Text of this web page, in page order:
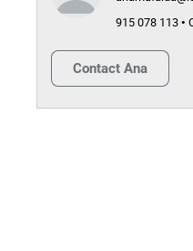
915 078 113 •
Contact Ana